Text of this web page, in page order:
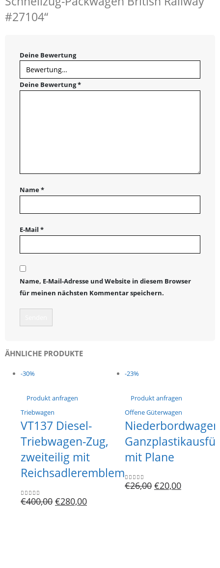
#27104“
Deine Bewertung
Deine Bewertung*
Name*
E-Mail *
Name, E-Mail-Adresse und Website in diesem Browser
für meinen nächsten Kommentar speichern.
ÄHNLICHE PRODUKTE
-30%
Produkt anfragen
Triebwagen
VT137 Diesel-
Triebwagen-Zug,
zweiteilig mit
Reichsadleremblem
0out of 5
€400,00 €280,00
-23%
Produkt anfragen
Offene Güterwagen
mit Plane
0out of 5
€26,00 €20,00